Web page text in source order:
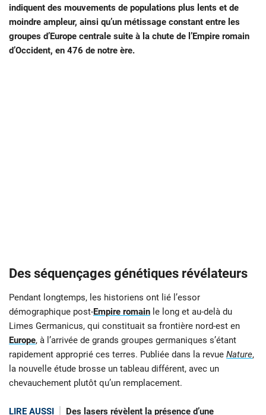
indiquent des mouvements de populations plus lents et de
moindre ampleur, ainsi qu’un métissage constant entre les
groupes d’Europe centrale suite à la chute de l’Empire romain
d’Occident, en 476 de notre ère.
Des séquençages génétiques révélateurs
Pendant longtemps, les historiens ont lié l’essor
démographique post-Empire romain le long et au-delà du
Limes Germanicus, qui constituait sa frontière nord-est en
Europe, à l’arrivée de grands groupes germaniques s’étant
rapidement approprié ces terres. Publiée dans la revue Nature,
la nouvelle étude brosse un tableau différent, avec un
chevauchement plutôt qu’un remplacement.
LIRE AUSSI
Des lasers révèlent la présence d’une